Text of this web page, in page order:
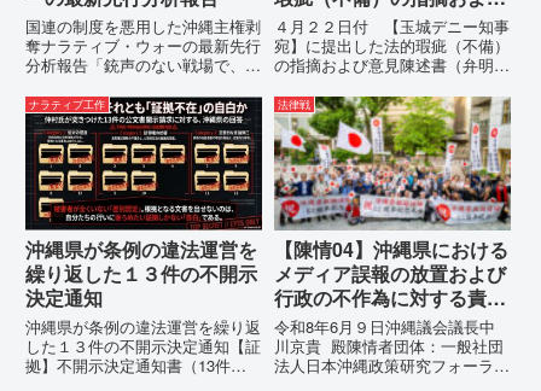
国連の制度を悪用した沖縄主権剥
奪ナラティブ・ウォーの最新先行
分析報告「銃声のない戦場で、日
いる。」現代の戦争は、ミサイル
が飛来する以前に始まっていま
す。国連という国際的な舞台で、
巧妙な「言説（ナラティブ）」が
張...
意見陳述書（弁明書）提出
の留保の通告
４月２２日付 【玉城デニー知事
宛】に提出した法的瑕疵（不備）
の指摘および意見陳述書（弁明
に、玉城デニー宛に以下の違法状
態の指摘と意見陳述（弁明）留保
の通告を行いました。沖縄県は、
この時は、違法を認めて軌道修正
す...
ナラティブ工作
沖縄県が条例の違法運営を
繰り返した１３件の不開示
決定通知
沖縄県が条例の違法運営を繰り返
した１３件の不開示決定通知【証
拠】不開示決定通知書（13件）
法律戦
【陳情04】沖縄県における
メディア誤報の放置および
行政の不作為に対する責任
追及と再発防止策を求める
陳情
令和8年6月９日沖縄議会議長中
川京貴 殿陳情者団体：一般社団
法人日本沖縄政策研究フォーラム